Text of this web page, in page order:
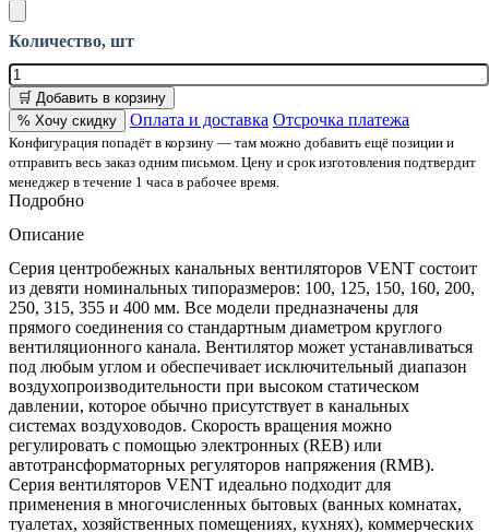
Количество, шт
🛒 Добавить в корзину
% Хочу скидку
Оплата и доставка Отсрочка платежа
Конфигурация попадёт в корзину — там можно добавить ещё позиции и
отправить весь заказ одним письмом. Цену и срок изготовления подтвердит
менеджер в течение 1 часа в рабочее время.
Подробно
Описание
Серия центробежных канальных вентиляторов VENT состоит
из девяти номинальных типоразмеров: 100, 125, 150, 160, 200,
250, 315, 355 и 400 мм. Все модели предназначены для
прямого соединения со стандартным диаметром круглого
вентиляционного канала. Вентилятор может устанавливаться
под любым углом и обеспечивает исключительный диапазон
воздухопроизводительности при высоком статическом
давлении, которое обычно присутствует в канальных
системах воздуховодов. Скорость вращения можно
регулировать с помощью электронных (REB) или
автотрансформаторных регуляторов напряжения (RMB).
Серия вентиляторов VENT идеально подходит для
применения в многочисленных бытовых (ванных комнатах,
туалетах, хозяйственных помещениях, кухнях), коммерческих